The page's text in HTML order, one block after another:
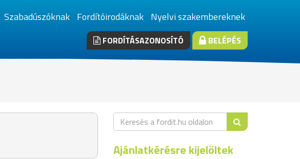
Szabadúszóknak Fordítóirodáknak Nyelvi szakembereknek
FORDÍTÁSAZONOSÍTÓ BELÉPÉS
Ajánlatkérésre kijelöltek